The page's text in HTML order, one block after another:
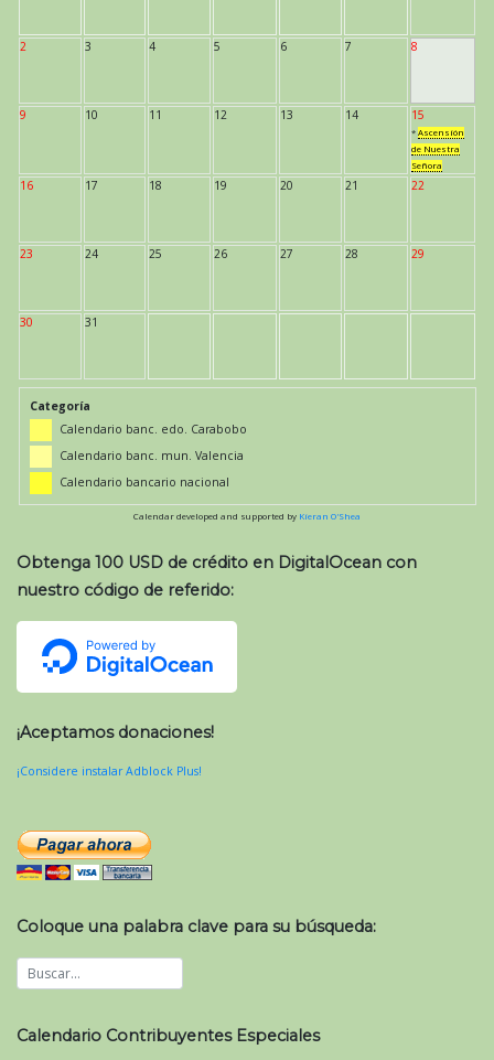
2 3 4 5 6 7 8
9 10 11 12 13 14 15
* Ascensión
de Nuestra
Señora
16 17 18 19 20 21 22
23 24 25 26 27 28 29
30 31
Categoría
Calendario banc. edo. Carabobo
Calendario banc. mun. Valencia
Calendario bancario nacional
Calendar developed and supported by Kieran O'Shea
Obtenga 100 USD de crédito en DigitalOcean con
nuestro código de referido:
¡Aceptamos donaciones!
¡Considere instalar Adblock Plus!
Coloque una palabra clave para su búsqueda:
Calendario Contribuyentes Especiales